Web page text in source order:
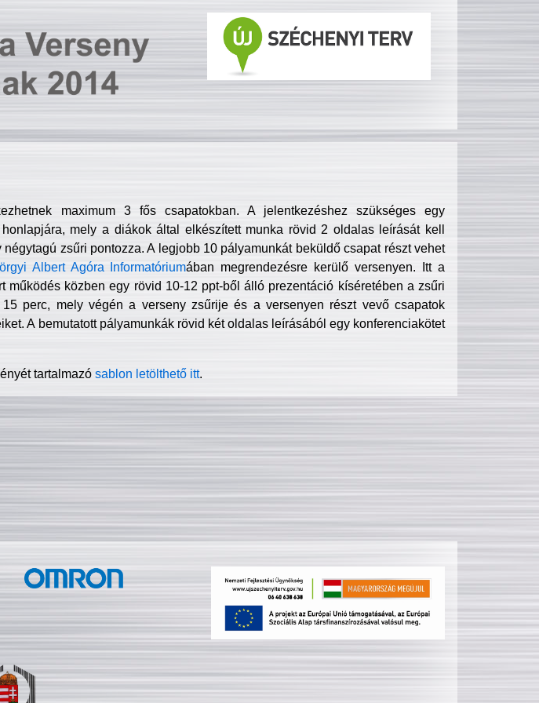
maximum 3 fős csapatokban. A jelentkezéshez szükséges egy
mely a diákok által elkészített munka rövid 2 oldalas leírását kell
zsűri pontozza. A legjobb 10 pályamunkát beküldő csapat részt vehet
Albert Agóra Informatóriumában megrendezésre kerülő versenyen. Itt a
működés közben egy rövid 10-12 ppt-ből álló prezentáció kíséretében a zsűri
perc, mely végén a verseny zsűrije és a versenyen részt vevő csapatok
A bemutatott pályamunkák rövid két oldalas leírásából egy konferenciakötet
tartalmazósablon letölthető itt.